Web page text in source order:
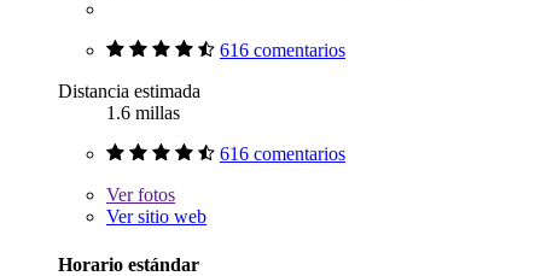
616 comentarios
Distancia estimada
1.6 millas
616 comentarios
Verfotos
Ver sitio web
Horario estándar